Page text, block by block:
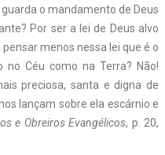
o mandamento de Deus
Por ser a lei de Deus alvo
menos nessa lei que é o
Céu como na Terra? Não!
preciosa, santa e digna de
lançam sobre ela escárnio e
e Obreiros Evangélicos, p. 20,